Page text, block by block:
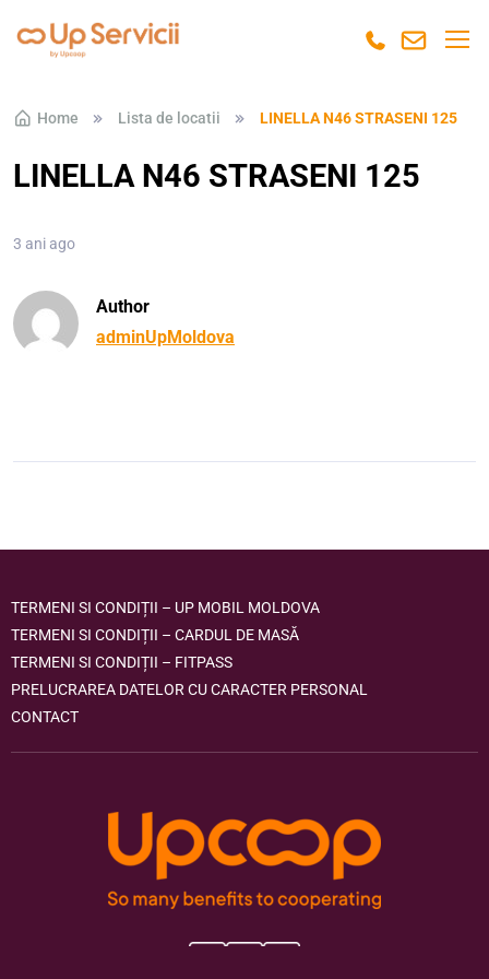
Skip to navigation
Skip to content
Home Lista de locatii LINELLA N46 STRASENI 125
LINELLA N46 STRASENI 125
3 ani ago
Author
adminUpMoldova
TERMENI SI CONDIȚII – UP MOBIL MOLDOVA
TERMENI SI CONDIȚII – CARDUL DE MASĂ
TERMENI SI CONDIȚII – FITPASS
PRELUCRAREA DATELOR CU CARACTER PERSONAL
CONTACT